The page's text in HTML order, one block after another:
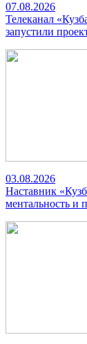
07.08.2026
Телеканал
запустили
03.08.2026
Наставник
ментальность и